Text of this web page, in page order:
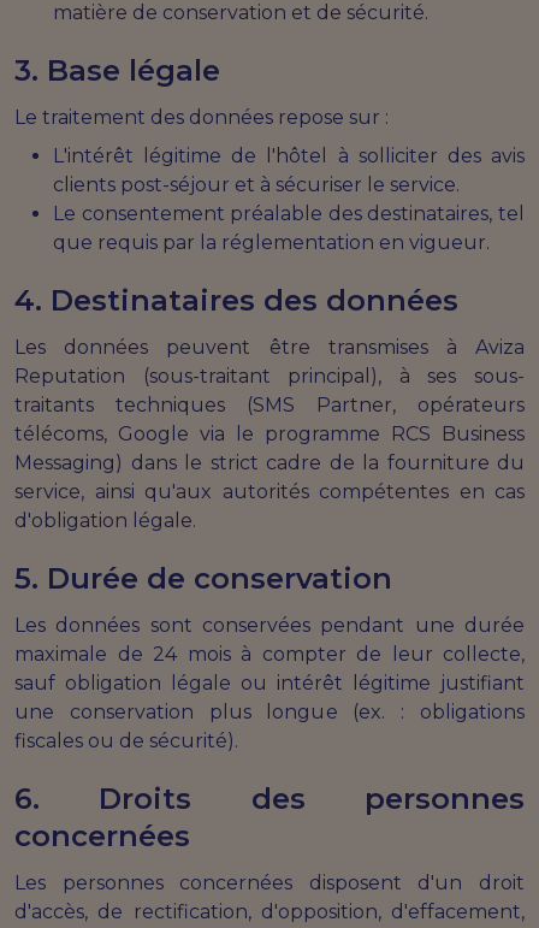
matière de conservation et de sécurité.
3. Base légale
Le traitement des données repose sur :
L'intérêt légitime de l'hôtel à solliciter des avis
clients post-séjour et à sécuriser le service.
Le consentement préalable des destinataires, tel
que requis par la réglementation en vigueur.
4. Destinataires des données
Les données peuvent être transmises à Aviza
Reputation (sous-traitant principal), à ses sous-
traitants techniques (SMS Partner, opérateurs
télécoms, Google via le programme RCS Business
Messaging) dans le strict cadre de la fourniture du
service, ainsi qu'aux autorités compétentes en cas
d'obligation légale.
5. Durée de conservation
Les données sont conservées pendant une durée
maximale de 24 mois à compter de leur collecte,
sauf obligation légale ou intérêt légitime justifiant
une conservation plus longue (ex. : obligations
fiscales ou de sécurité).
6. Droits des personnes
concernées
Les personnes concernées disposent d'un droit
d'accès, de rectification, d'opposition, d'effacement,